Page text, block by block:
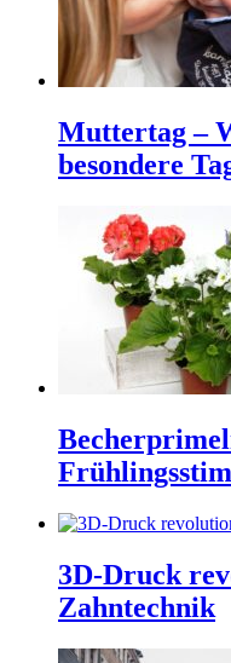
Muttertag –
besondere
3D-Druck
Zahntechnik